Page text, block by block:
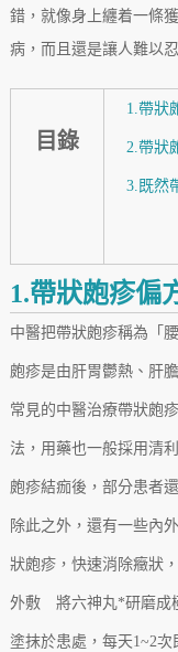
錯，就像身上纏着一條
病，而且還是讓人難以
目錄
1.帶狀
2.帶狀
3.既然
1.帶狀皰疹偏
中醫把帶狀皰疹稱為「
皰疹是由肝胃鬱熱、肝
常見的中醫治療帶狀皰
法，用藥也一般採用清
皰疹結痂後，部分患者
除此之外，還有一些內
狀皰疹，快速消除癥狀
外敷 將六神丸*研磨成
塗抹於患處，每天1~2次